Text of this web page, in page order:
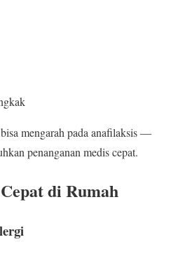
mengarah pada anafilaksis —
penanganan medis cepat.
di Rumah